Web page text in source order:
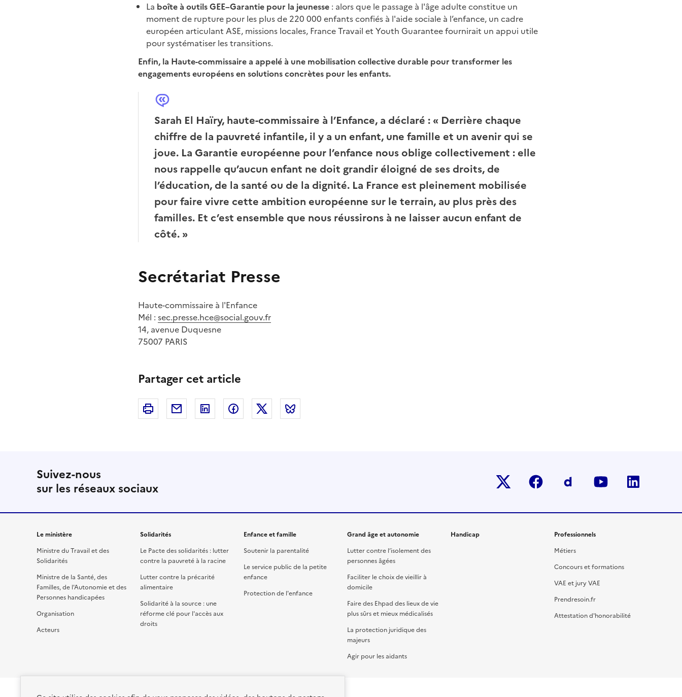
La boîte à outils GEE–Garantie pour la jeunesse : alors que le passage à l'âge adulte constitue un
moment de rupture pour les plus de 220 000 enfants confiés à l'aide sociale à l’enfance, un cadre
européen articulant ASE, missions locales, France Travail et Youth Guarantee fournirait un appui utile
pour systématiser les transitions.
Enfin, la Haute-commissaire a appelé à une mobilisation collective durable pour transformer les
engagements européens en solutions concrètes pour les enfants.
Sarah El Haïry, haute-commissaire à l’Enfance, a déclaré : « Derrière chaque
chiffre de la pauvreté infantile, il y a un enfant, une famille et un avenir qui se
joue. La Garantie européenne pour l’enfance nous oblige collectivement : elle
nous rappelle qu’aucun enfant ne doit grandir éloigné de ses droits, de
l’éducation, de la santé ou de la dignité. La France est pleinement mobilisée
pour faire vivre cette ambition européenne sur le terrain, au plus près des
familles. Et c’est ensemble que nous réussirons à ne laisser aucun enfant de
côté. »
Secrétariat Presse
Haute-commissaire à l'Enfance
Mél : sec.presse.hce@social.gouv.fr
14, avenue Duquesne
75007 PARIS
Partager cet article
Imprimer Courriel Linkedin FacebookTwitter
Suivez-nous
sur les réseaux sociaux
Twitter-x facebook Dailymotion
youtube
Le ministère
Ministre du Travail et des
Solidarités
Ministre de la Santé, des
Familles, de l'Autonomie et des
Personnes handicapées
Organisation
Acteurs
Solidarités
Le Pacte des solidarités : lutter
contre la pauvreté à la racine
Lutter contre la précarité
alimentaire
Solidarité à la source : une
réforme clé pour l'accès aux
droits
Enfance et famille
Soutenir la parentalité
Le service public de la petite
enfance
Protection de l'enfance
Grand âge et autonomie
Lutter contre l’isolement des
personnes âgées
Faciliter le choix de vieillir à
domicile
Faire des Ehpad des lieux de vie
plus sûrs et mieux médicalisés
La protection juridique des
majeurs
Agir pour les aidants
Handicap
Professionnels
Métiers
Concours et formations
VAE et jury VAE
Prendresoin.fr
Attestation d'honorabilité